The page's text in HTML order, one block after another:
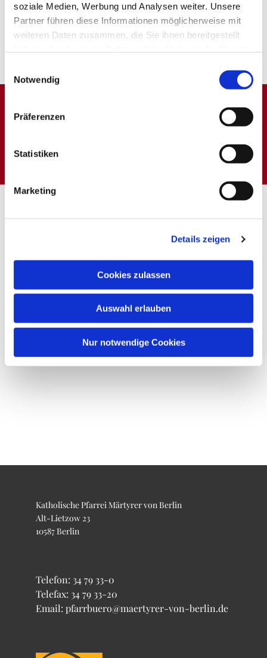
soziale Medien, Werbung und Analysen weiter. Unsere
Partner führen diese Informationen möglicherweise mit
weiteren Daten zusammen, die Sie ihnen bereitgestellt
Notwendig
Präferenzen
Statistiken
Marketing
Details zeigen
Cookies zulassen
Auswahl erlauben
Nur notwendige Cookies
Dies könnte Sie auch
Katholische Pfarrei Märtyrer von Berlin
Alt-Lietzow 23
10587 Berlin
Telefon: 34 79 33-0
Telefax: 34 79 33-20
Email: pfarrbuero@maertyrer-von-berlin.de